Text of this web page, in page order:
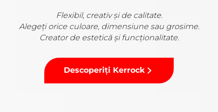
Flexibil, creativ și de calitate.
Alegeți orice culoare, dimensiune sau grosime.
Creator de estetică și funcționalitate.
Descoperiți Kerrock